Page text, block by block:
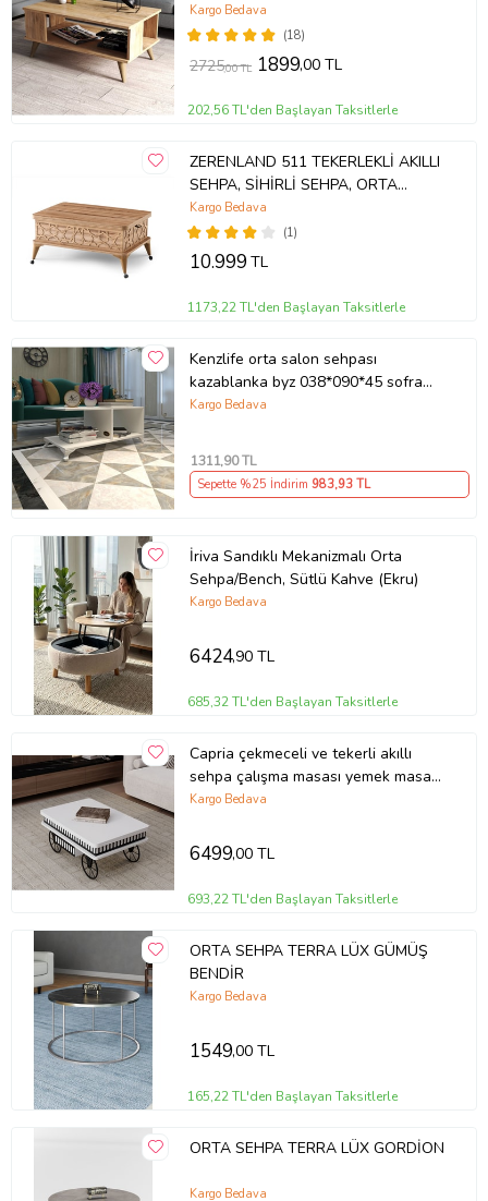
(18)
Kargo Bedava
2725,00 TL 1899,00 TL
202,56 TL'den Başlayan Taksitlerle
ZERENLAND 511 TEKERLEKLİ AKILLI
SEHPA, SİHİRLİ SEHPA, ORTA
SEHPA, LAPTOP MASASI
(1)
Kargo Bedava
10.999TL
1173,22 TL'den Başlayan Taksitlerle
Kenzlife orta salon sehpası
kazablanka byz 038*090*45 sofra
çiçeklik
Kargo Bedava
1311,90 TL
Sepette %25 İndirim 983,93 TL
İriva Sandıklı Mekanizmalı Orta
Sehpa/Bench, Sütlü Kahve (Ekru)
Kargo Bedava
6424,90 TL
685,32 TL'den Başlayan Taksitlerle
Capria çekmeceli ve tekerli akıllı
sehpa çalışma masası yemek masası
yer sofrası araba model sehpa
Kargo Bedava
6499,00 TL
693,22 TL'den Başlayan Taksitlerle
ORTA SEHPA TERRA LÜX GÜMÜŞ
BENDİR
Kargo Bedava
1549,00 TL
165,22 TL'den Başlayan Taksitlerle
ORTA SEHPA TERRA LÜX GORDİON
Kargo Bedava